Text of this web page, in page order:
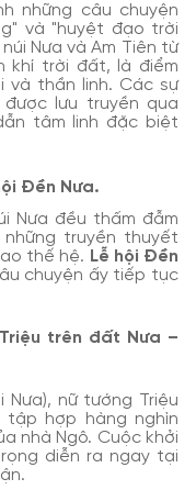
những câu chuyện
và "huyệt đạo trời
Nưa và Am Tiên từ
khí trời đất, là điểm
và thần linh. Các sự
lưu truyền qua
tâm linh đặc biệt
Đền Nưa.
Nưa đều thấm đẫm
truyền thuyết
thế hệ. Lễ hội Đền
chuyện ấy tiếp tục
trên đất Nưa –
Nưa), nữ tướng Triệu
tập hợp hàng nghìn
nhà Ngô. Cuộc khởi
diễn ra ngay tại